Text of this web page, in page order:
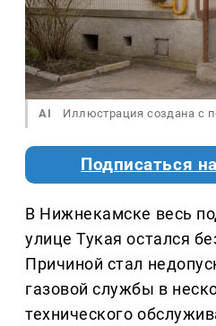
AI Иллюстрация создана с
Подписаться
В Нижнекамске весь
улице Тукая остался
Причиной стал
газовой службы в
технического